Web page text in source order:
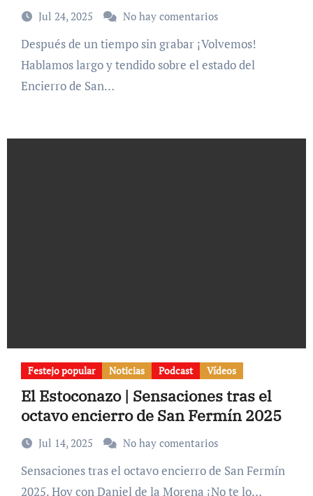
Jul 24, 2025 No hay comentarios
Después de un tiempo sin grabar ¡Volvemos!
Hablamos largo y tendido sobre el estado del
Encierro de San…
Festejo popular Noticias Podcast Vídeos
El Estoconazo | Sensaciones tras el
octavo encierro de San Fermín 2025
Jul 14, 2025 No hay comentarios
Sensaciones tras el octavo encierro de San Fermín
2025. Hoy con Daniel de la Morena ¡No te lo…